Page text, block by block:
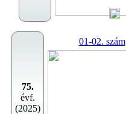
75.
évf.
(2025)
01-02. szám